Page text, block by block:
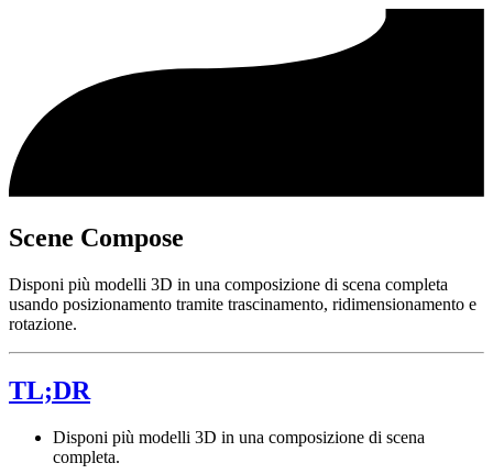
Scene Compose
Disponi più modelli 3D in una composizione di scena completa
usando posizionamento tramite trascinamento, ridimensionamento e
rotazione.
TL;DR
Disponi più modelli 3D in una composizione di scena
completa.